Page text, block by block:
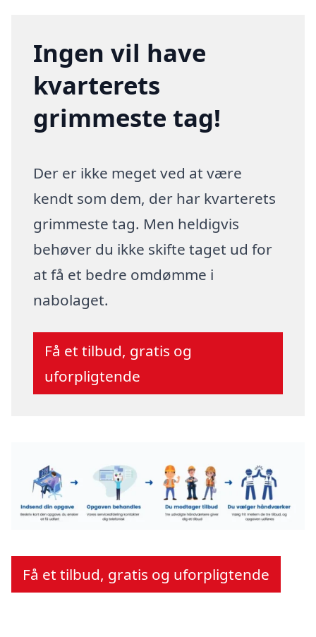
Ingen vil have
kvarterets
grimmeste tag!
Der er ikke meget ved at være
kendt som dem, der har kvarterets
grimmeste tag. Men heldigvis
behøver du ikke skifte taget ud for
at få et bedre omdømme i
nabolaget.
Få et tilbud, gratis og
uforpligtende
Få et tilbud, gratis og uforpligtende